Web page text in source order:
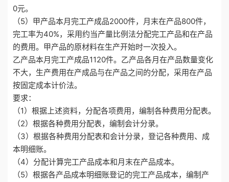
0元。
（5）甲产品本月完工产成品2000件，月末在产品800件，
完工率为40%，采用约当产量比例法分配完工产品和在产品
的费用。甲产品的原材料在生产开始时一次投入。
乙产品本月完工产成品1120件。乙产品各月在产品数量变化
不大，生产费用在产成品与在产品之间的分配，采用在产品
按固定成本计价法。
要求：
（1）根据上述资料，分配各项费用，编制各种费用分配表。
（2）根据各种费用分配表，编制会计分录。
（3）根据各种费用分配表和会计分录，登记各种费用、成
本明细账。
（4）分配计算完工产品成本和月末在产品成本。
（5）根据各产品成本明细账登记的完工产品成本，编制产